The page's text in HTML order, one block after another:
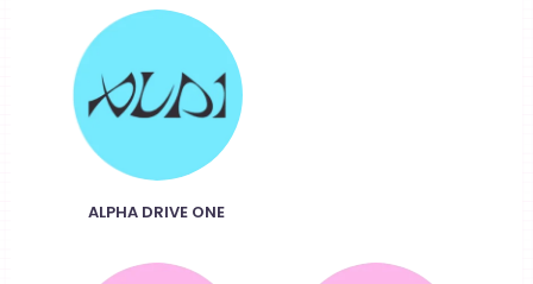
ALPHA DRIVE ONE